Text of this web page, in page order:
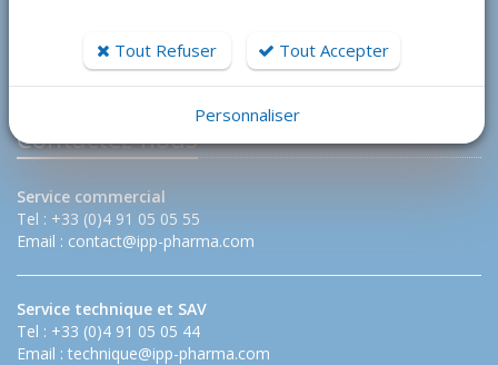
NOM DU SITE
Contactez-nous
Service commercial
Tel : +33 (0)4 91 05 05 55
Email : contact@ipp-pharma.com
Service technique et SAV
Tel : +33 (0)4 91 05 05 44
Email : technique@ipp-pharma.com
Tout Refuser Tout Accepter
Personnaliser